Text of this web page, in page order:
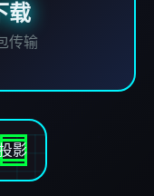
载
传输